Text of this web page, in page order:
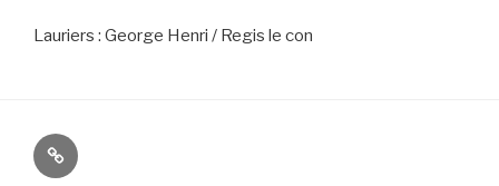
Lauriers : George Henri / Regis le con
Le
cercle